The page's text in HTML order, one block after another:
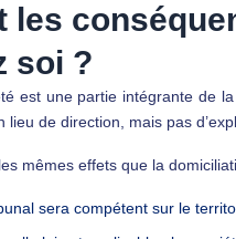
les
soi ?
est une partie intégrante de
de direction, mais pas
mêmes effets que la
sera compétent sur le